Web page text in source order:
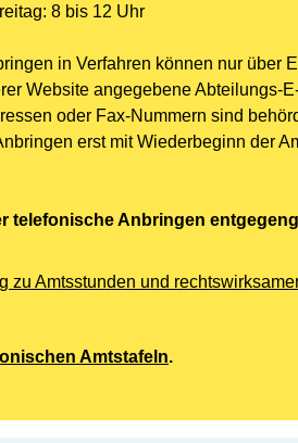
8 bis 12 Uhr
in Verfahren können nur über
Website angegebene Abteilungs-
oder Fax-Nummern sind
erst mit Wiederbeginn der
telefonische Anbringen
zu Amtsstunden und
Amtstafeln.